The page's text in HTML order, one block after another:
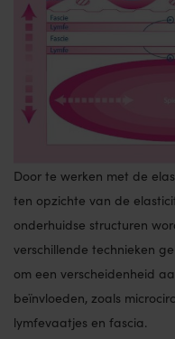
Door te werken met de
ten opzichte van de
onderhuidse structuren
verschillende technieken
om een verscheidenheid
beïnvloeden, zoals
lymfevaatjes en fascia.